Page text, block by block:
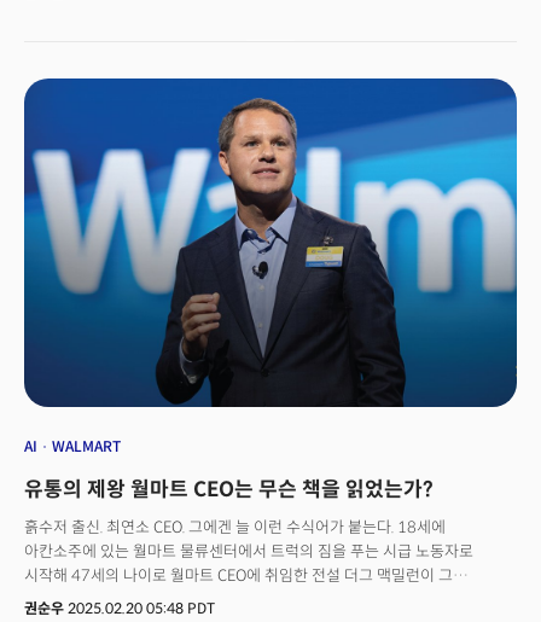
무엇인가?"라는 것이다.더밀크는 성소라 교수와의 심층 대담을 통해 AI 시대
인간 경쟁력의 본질을 탐색했다. 그가 제시하는 '휴먼 코드'는 단순한 생존
전략이 아니라, 기술이 사회의 규칙을 다시 쓰는 시대에 인간이 어떻게
주체성을 유지할 것인가에 대한 근본적 성찰이다.👉 『휴먼 코드: AI 시대,
인간으로 살아남는 법』 저자: 성소라 출판사: 더스퀘어
AI WALMART
유통의 제왕 월마트 CEO는 무슨 책을 읽었는가?
흙수저 출신. 최연소 CEO. 그에겐 늘 이런 수식어가 붙는다. 18세에
아칸소주에 있는 월마트 물류센터에서 트럭의 짐을 푸는 시급 노동자로
시작해 47세의 나이로 월마트 CEO에 취임한 전설 더그 맥밀런이 그
주인공이다. 월마트는 최근 다시 주목받고 있다. 한때 아마존과 같은 온라인
권순우 2025.02.20 05:48 PDT